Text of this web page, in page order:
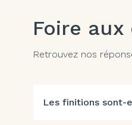
Foire
Retrouvez nos
Les finitions sont-